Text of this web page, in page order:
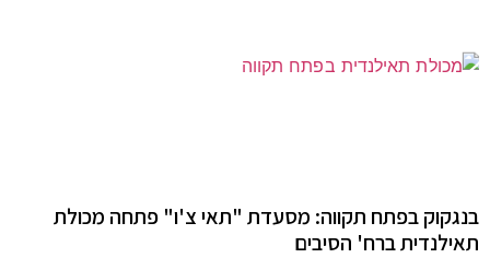
בנגקוק בפתח תקווה: מסעדת "תאי צ'ו" פתחה מכולת
תאילנדית ברח' הסיבים